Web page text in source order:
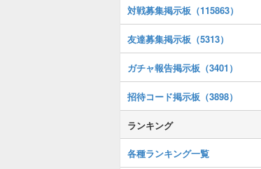
対戦募集掲示板（115863）
友達募集掲示板（5313）
ガチャ報告掲示板（3401）
招待コード掲示板（3898）
ランキング
各種ランキング一覧